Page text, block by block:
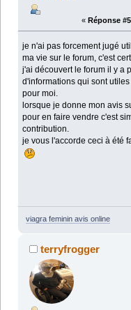
« Réponse
je n'ai pas forcement jugé
ma vie sur le forum, c'est
j'ai découvert le forum il y a
d'informations qui sont
pour moi.
lorsque je donne mon avis
pour en faire vendre c'est
contribution.
je vous l'accorde ceci à été
viagra feminin avis online
terryfrogger